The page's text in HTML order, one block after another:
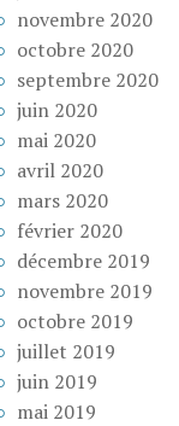
novembre 2020
octobre 2020
septembre 2020
juin 2020
mai 2020
avril 2020
mars 2020
février 2020
décembre 2019
novembre 2019
octobre 2019
juillet 2019
juin 2019
mai 2019